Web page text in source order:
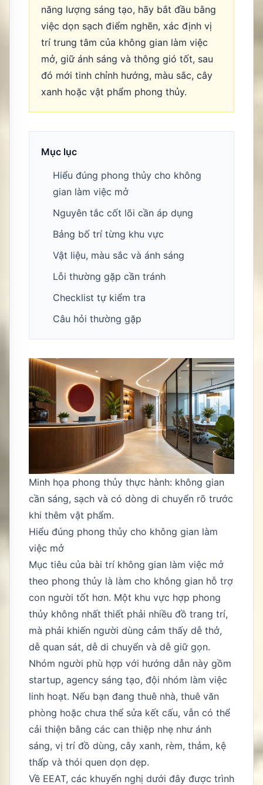
năng lượng sáng tạo, hãy bắt đầu bằng
việc dọn sạch điểm nghẽn, xác định vị
trí trung tâm của không gian làm việc
mở, giữ ánh sáng và thông gió tốt, sau
đó mới tinh chỉnh hướng, màu sắc, cây
xanh hoặc vật phẩm phong thủy.
Mục lục
Hiểu đúng phong thủy cho không
gian làm việc mở
Nguyên tắc cốt lõi cần áp dụng
Bảng bố trí từng khu vực
Vật liệu, màu sắc và ánh sáng
Lỗi thường gặp cần tránh
Checklist tự kiểm tra
Câu hỏi thường gặp
Minh họa phong thủy thực hành: không gian
cần sáng, sạch và có dòng di chuyển rõ trước
khi thêm vật phẩm.
Hiểu đúng phong thủy cho không gian làm
việc mở
Mục tiêu của bài trí không gian làm việc mở
theo phong thủy là làm cho không gian hỗ trợ
con người tốt hơn. Một khu vực hợp phong
thủy không nhất thiết phải nhiều đồ trang trí,
mà phải khiến người dùng cảm thấy dễ thở,
dễ quan sát, dễ di chuyển và dễ giữ gọn.
Nhóm người phù hợp với hướng dẫn này gồm
startup, agency sáng tạo, đội nhóm làm việc
linh hoạt. Nếu bạn đang thuê nhà, thuê văn
phòng hoặc chưa thể sửa kết cấu, vẫn có thể
cải thiện bằng các can thiệp nhẹ như ánh
sáng, vị trí đồ dùng, cây xanh, rèm, thảm, kệ
thấp và thói quen dọn dẹp.
Về EEAT, các khuyến nghị dưới đây được trình